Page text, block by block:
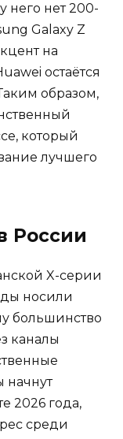
него нет 200-
Galaxy Z
на
остаётся
образом,
который
лучшего
России
X-серии
носили
большинство
каналы
начнут
2026 года,
среди